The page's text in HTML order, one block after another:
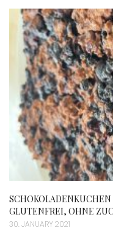
GLUTENFREI, OHNE
30. JANUARY 2021